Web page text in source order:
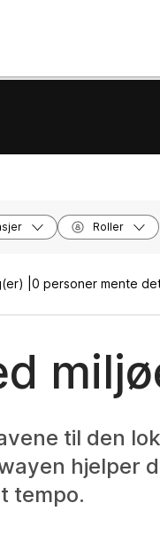
Roller
| 0 personer mente
til den
hjelper
tempo.